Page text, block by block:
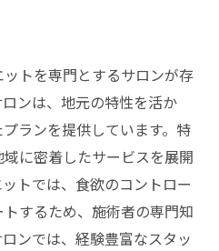
トを専門とするサロンが存
ンは、地元の特性を活か
ランを提供しています。特
に密着したサービスを展開
トでは、食欲のコントロー
するため、施術者の専門知
ンでは、経験豊富なスタッ